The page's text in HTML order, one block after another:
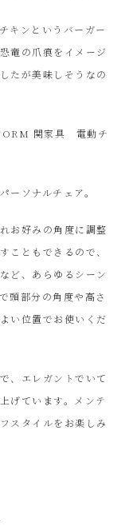
キンというバーガー
竜の爪痕をイメージ
たが美味しそうなの
関家具 電動チ
ーソナルチェア。
お好みの角度に調整
こともできるので、
ど、あらゆるシーン
頭部分の角度や高さ
い位置でお使いくだ
、エレガントでいて
げています。メンテ
スタイルをお楽しみ